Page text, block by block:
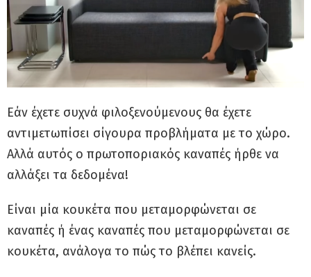
Εάν έχετε συχνά φιλοξενούμενους θα έχετε
αντιμετωπίσει σίγουρα προβλήματα με το χώρο.
Αλλά αυτός ο πρωτοποριακός καναπές ήρθε να
αλλάξει τα δεδομένα!
Είναι μία κουκέτα που μεταμορφώνεται σε
καναπές ή ένας καναπές που μεταμορφώνεται σε
κουκέτα, ανάλογα το πώς το βλέπει κανείς.